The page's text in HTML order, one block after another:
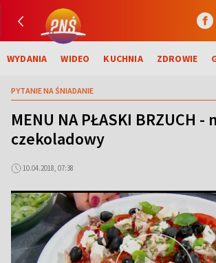
WYDANIA WIDEO KUCHNIA ZDROWIE
PYTANIE NA ŚNIADANIE
MENU NA PŁASKI BRZUCH -
czekoladowy
10.04.2018, 07:38